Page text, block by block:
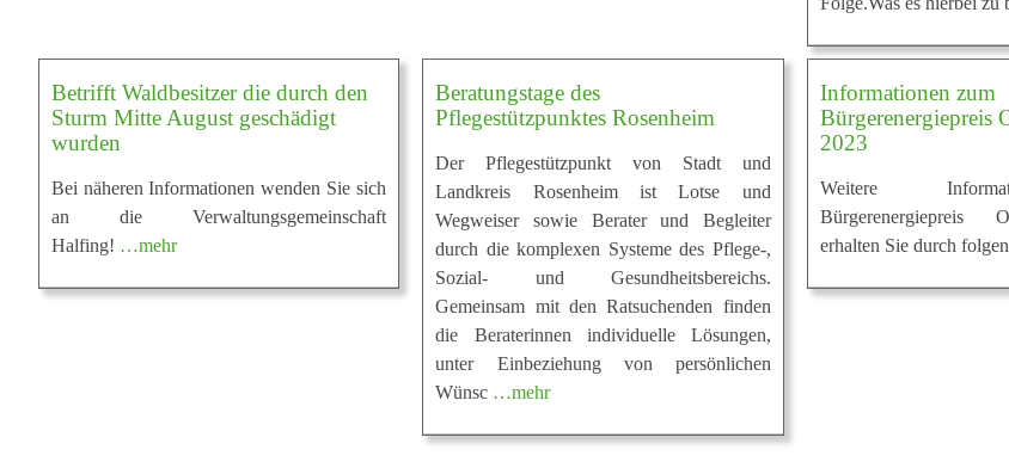
Betrifft Waldbesitzer die durch den
Sturm Mitte August geschädigt
wurden
Bei näheren Informationen wenden Sie sich
an die Verwaltungsgemeinschaft
Halfing! …mehr
Beratungstage des
Pflegestützpunktes Rosenheim
Der Pflegestützpunkt von Stadt und
Landkreis Rosenheim ist Lotse und
Wegweiser sowie Berater und Begleiter
durch die komplexen Systeme des Pflege-,
Sozial- und Gesundheitsbereichs.
Gemeinsam mit den Ratsuchenden finden
die Beraterinnen individuelle Lösungen,
unter Einbeziehung von persönlichen
Wünsc …mehr
Informationen zum
Bürgerenergiepreis
2023
Weitere
Bürgerenergiepreis
erhalten Sie durch